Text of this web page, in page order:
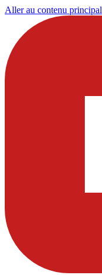
Aller au contenu principal